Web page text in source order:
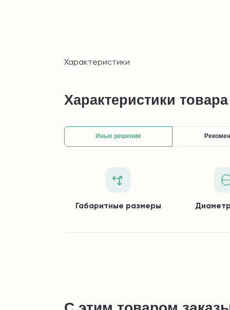
Характеристики
Характеристики товара
Иные решения
Габаритные размеры